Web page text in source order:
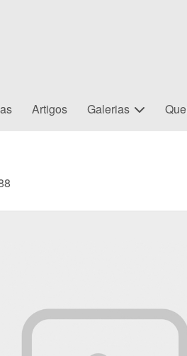
Artigos Galerias